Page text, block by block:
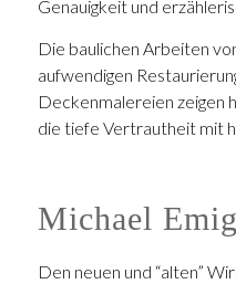
Genauigkeit und
Die baulichen Arbeiten
aufwendigen
Deckenmalereien zeigen
die tiefe Vertrautheit mit
Michael
Den neuen und “alten”